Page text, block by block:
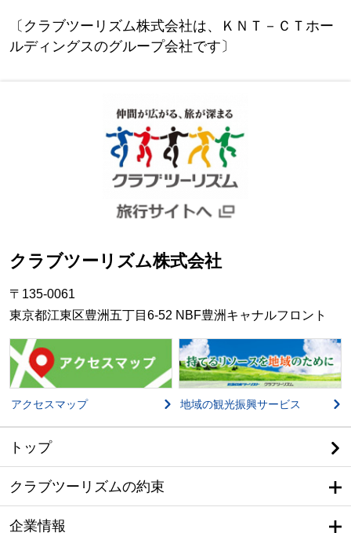
〔クラブツーリズム株式会社は、ＫＮＴ－ＣＴホー
ルディングスのグループ会社です〕
クラブツーリズム株式会社
〒135-0061
東京都江東区豊洲五丁目6-52 NBF豊洲キャナルフロント
アクセスマップ 地域の観光振興サービス
トップ
クラブツーリズムの約束
企業情報